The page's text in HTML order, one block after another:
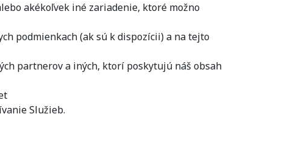
akékoľvek iné zariadenie, ktoré možno
podmienkach (ak sú k dispozícii) a na tejto
partnerov a iných, ktorí poskytujú náš obsah
Služieb.